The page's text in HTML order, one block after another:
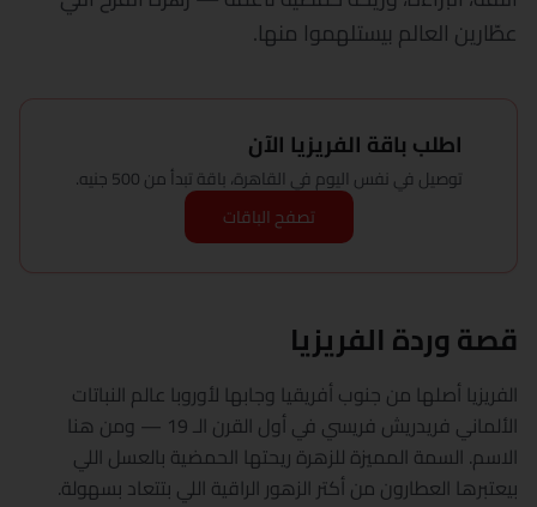
عطّارين العالم بيستلهموا منها.
اطلب باقة الفريزيا الآن
توصيل في نفس اليوم في القاهرة، باقة تبدأ من 500 جنيه.
تصفح الباقات
قصة وردة الفريزيا
الفريزيا أصلها من جنوب أفريقيا وجابها لأوروبا عالم النباتات
الألماني فريدريش فريسي في أول القرن الـ 19 — ومن هنا
الاسم. السمة المميزة للزهرة ريحتها الحمضية بالعسل اللي
بيعتبرها العطارون من أكتر الزهور الراقية اللي بتتعاد بسهولة.